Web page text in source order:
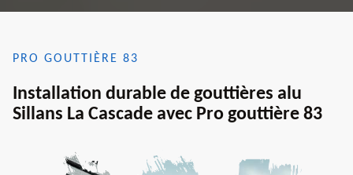
PRO GOUTTIÈRE 83
Installation durable de gouttières alu
Sillans La Cascade avec Pro gouttière 83